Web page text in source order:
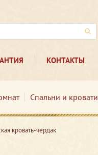
КОНТАКТЫ
Спальни и кровати
кровать-чердак